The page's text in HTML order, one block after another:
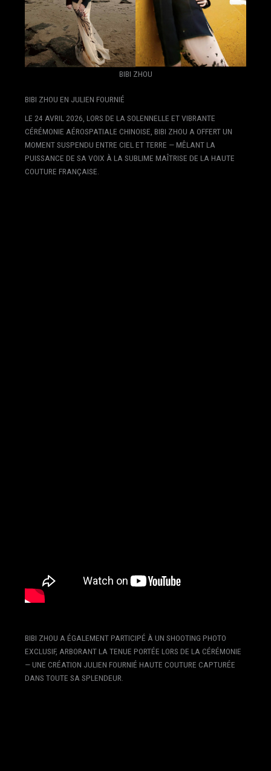
BIBI ZHOU
BIBI ZHOU EN JULIEN FOURNIÉ
LE 24 AVRIL 2026, LORS DE LA SOLENNELLE ET VIBRANTE
CÉRÉMONIE AÉROSPATIALE CHINOISE, BIBI ZHOU A OFFERT UN
MOMENT SUSPENDU ENTRE CIEL ET TERRE — MÊLANT LA
PUISSANCE DE SA VOIX À LA SUBLIME MAÎTRISE DE LA HAUTE
COUTURE FRANÇAISE.
BIBI ZHOU A ÉGALEMENT PARTICIPÉ À UN SHOOTING PHOTO
EXCLUSIF, ARBORANT LA TENUE PORTÉE LORS DE LA CÉRÉMONIE
— UNE CRÉATION JULIEN FOURNIÉ HAUTE COUTURE CAPTURÉE
DANS TOUTE SA SPLENDEUR.